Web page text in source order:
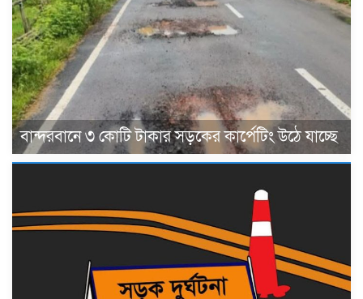
বান্দরবানে ৩ কোটি টাকার সড়কের কার্পেটিং উঠে যাচ্ছে